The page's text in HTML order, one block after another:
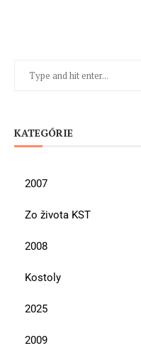
KATEGÓRIE
2007
Zo života KST
2008
Kostoly
2025
2009